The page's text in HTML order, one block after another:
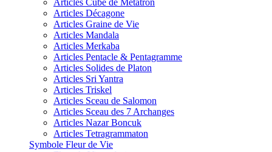
Articles Cube de Métatron
Articles Décagone
Articles Graine de Vie
Articles Mandala
Articles Merkaba
Articles Pentacle & Pentagramme
Articles Solides de Platon
Articles Sri Yantra
Articles Triskel
Articles Sceau de Salomon
Articles Sceau des 7 Archanges
Articles Nazar Boncuk
Articles Tetragrammaton
Symbole Fleur de Vie